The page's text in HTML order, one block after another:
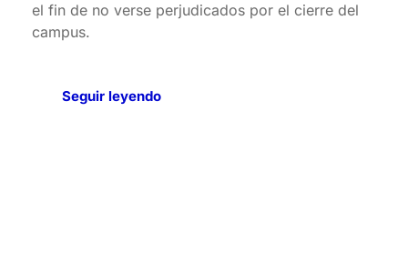
el fin de no verse perjudicados por el cierre del
campus.
Seguir leyendo